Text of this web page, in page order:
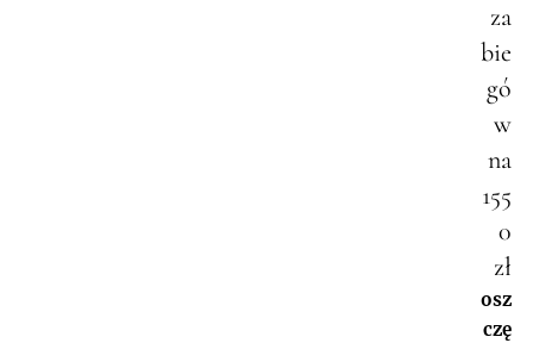
za
bie
gó
w
na
155
0
zł
osz
czę